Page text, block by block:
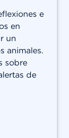
e
en
un
animales.
sobre
de